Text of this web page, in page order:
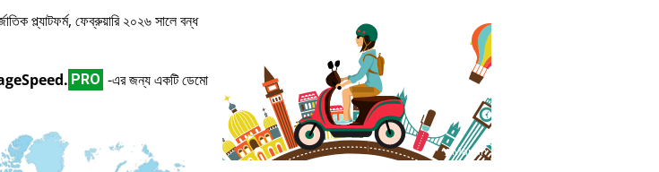
প্ল্যাটফর্ম, ফেব্রুয়ারি ২০২৬ সালে বন্ধ
PRO -এর জন্য একটি ডেমো
♥ Marish